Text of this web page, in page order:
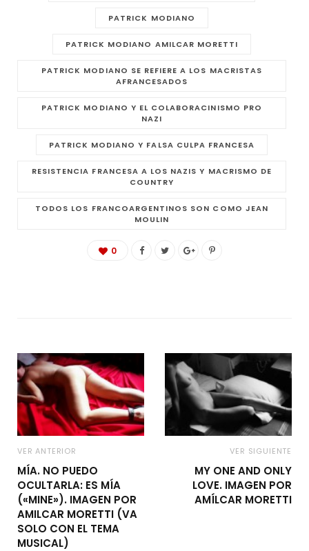
PATRICK MODIANO
PATRICK MODIANO AMILCAR MORETTI
PATRICK MODIANO SE REFIERE A LOS MACRISTAS
AFRANCESADOS
PATRICK MODIANO Y EL COLABORACINISMO PRO
NAZI
PATRICK MODIANO Y FALSA CULPA FRANCESA
RESISTENCIA FRANCESA A LOS NAZIS Y MACRISMO DE
COUNTRY
TODOS LOS FRANCOARGENTINOS SON COMO JEAN
MOULIN
0
VER ANTERIOR
MÍA. NO PUEDO
OCULTARLA: ES MÍA
(«MINE»). IMAGEN POR
AMILCAR MORETTI (VA
SOLO CON EL TEMA
MUSICAL)
VER SIGUIENTE
MY ONE AND ONLY
LOVE. IMAGEN POR
AMÍLCAR MORETTI